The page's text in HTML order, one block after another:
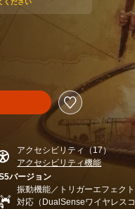
ください
引き
アクセシビリティ（17）
アクセシビリティ機能
バージョン
振動機能／トリガーエフェクト
対応（DualSenseワイヤレスコ